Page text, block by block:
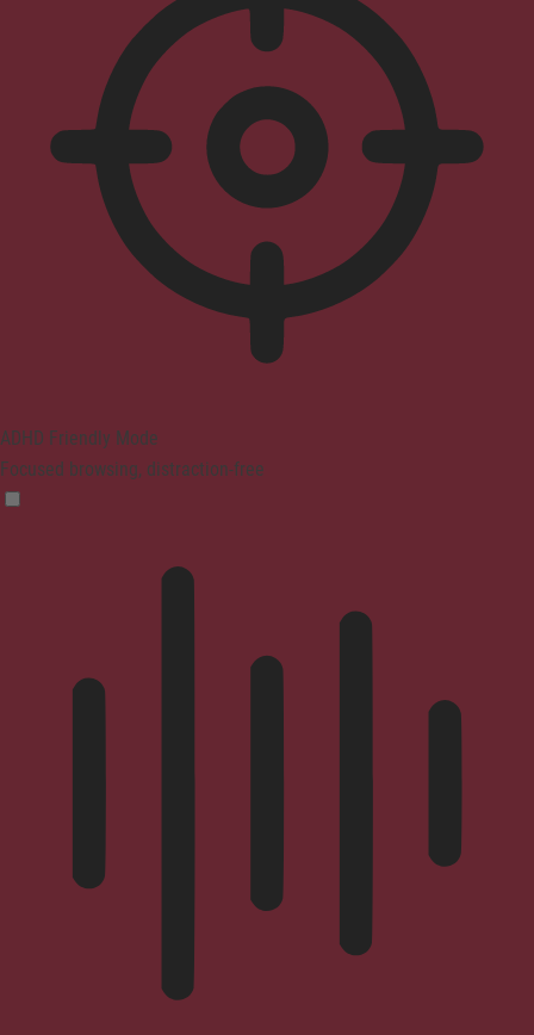
ADHD Friendly Mode
Focused browsing, distraction-free